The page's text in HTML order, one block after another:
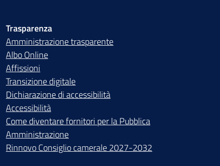
Trasparenza
Amministrazione trasparente
Albo Online
Affissioni
Transizione digitale
Dichiarazione di accessibilità
Accessibilità
Come diventare fornitori per la Pubblica
Amministrazione
Rinnovo Consiglio camerale 2027-2032